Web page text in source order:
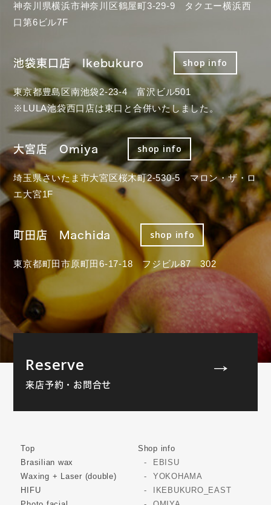
神奈川県横浜市神奈川区鶴屋町3-29-9 タクエー横浜西
口第6ビル7F
池袋東口店 Ikebukuro shop info
東京都豊島区南池袋2-23-4 富沢ビル501
※LULA池袋西口店は東口と合併いたしました。
大宮店 Omiya shop info
埼玉県さいたま市大宮区桜木町2-530-5 マロン・ザ・ロ
エ大宮1F
町田店 Machida shop info
東京都町田市原町田6-17-18 フジビル87 302
Reserve
来店予約・お問合せ
Top
Brasilian wax
Waxing + Laser (double)
HIFU
Shop info
EBISU
YOKOHAMA
IKEBUKURO_EAST